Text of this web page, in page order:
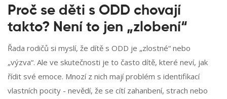
Proč se děti s ODD chovají
takto? Není to jen „zlobení“
Řada rodičů si myslí, že dítě s ODD je „zlostné“ nebo
„výzva“. Ale ve skutečnosti je to často dítě, které neví, jak
řídit své emoce. Mnozí z nich mají problém s identifikací
vlastních pocity - nevědí, že se cítí zahanbení, strach nebo